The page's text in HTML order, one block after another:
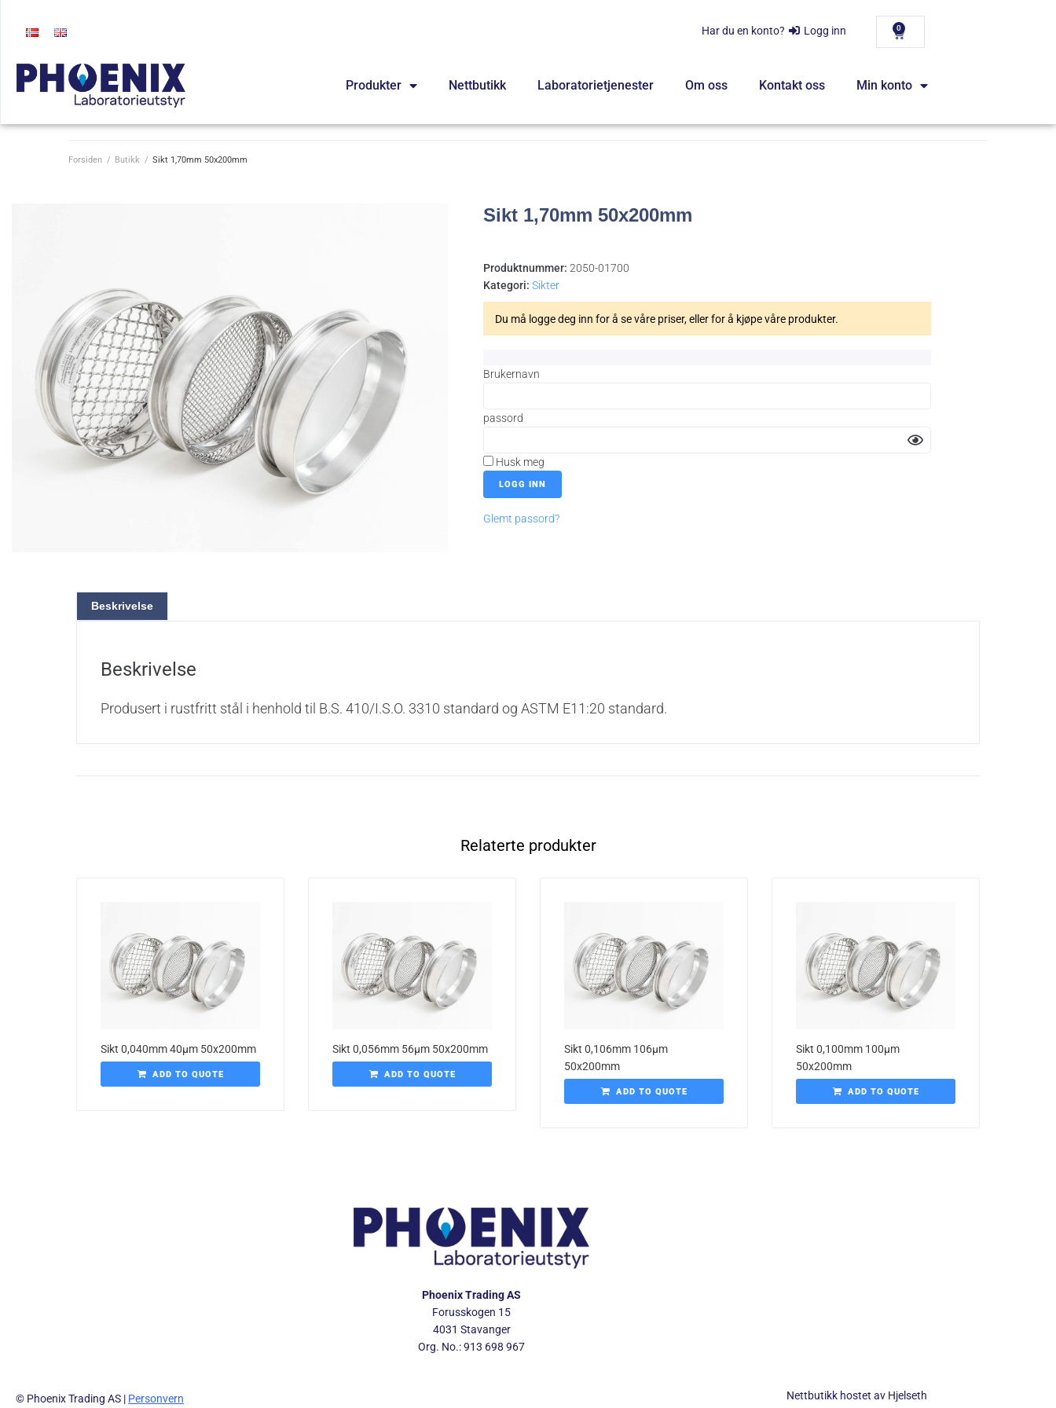
Har du en konto? Logg inn 0
Produkter Nettbutikk Laboratorietjenester Om oss Kontakt oss Min konto
Forsiden / Butikk / Sikt 1,70mm 50x200mm
Sikt 1,70mm 50x200mm
Produktnummer: 2050-01700
Kategori: Sikter
Du må logge deg inn for å se våre priser, eller for å kjøpe våre produkter.
Brukernavn
passord
Husk meg
Glemt passord?
Beskrivelse
Beskrivelse
Produsert i rustfritt stål i henhold til B.S. 410/I.S.O. 3310 standard og ASTM E11:20 standard.
Relaterte produkter
Sikt 0,040mm 40µm 50x200mm
ADD TO QUOTE
Sikt 0,056mm 56µm 50x200mm
ADD TO QUOTE
Sikt 0,106mm 106µm
50x200mm
ADD TO QUOTE
Sikt 0,100mm 100µm
50x200mm
ADD TO QUOTE
Phoenix Trading AS
Forusskogen 15
4031 Stavanger
Org. No.: 913 698 967
© Phoenix Trading AS | Personvern Nettbutikk hostet av Hjelseth